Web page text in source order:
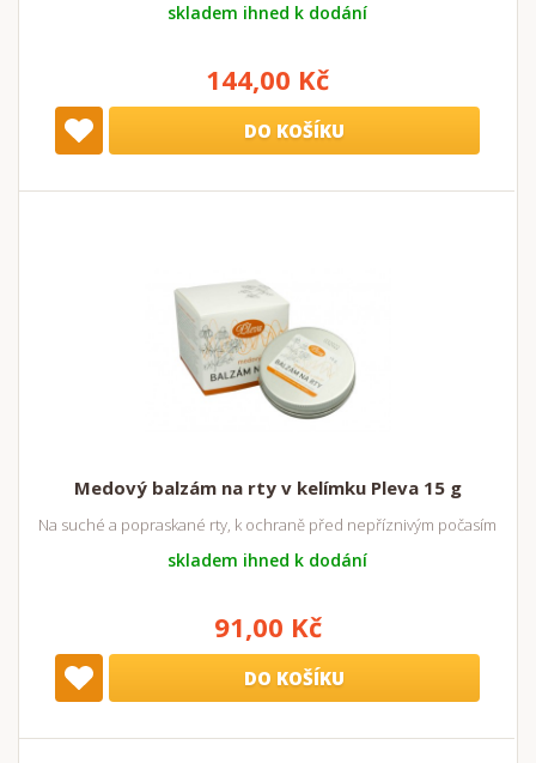
skladem ihned k dodání
144,00 Kč
DO KOŠÍKU
Medový balzám na rty v kelímku Pleva 15 g
Na suché a popraskané rty, k ochraně před nepříznivým počasím
skladem ihned k dodání
91,00 Kč
DO KOŠÍKU